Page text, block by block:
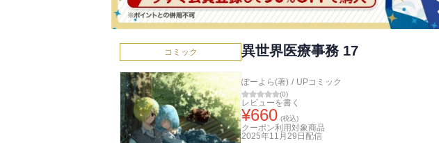
コミック 異世界医療事務 17
ぽーよら(著) / UPコミック
(0)
レビューを書く
¥660 (税込)
クーポン利用対象商品
2025年11月29日 配信